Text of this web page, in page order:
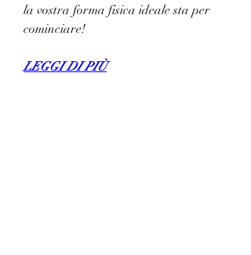
la vostra forma fisica ideale sta per
cominciare!
LEGGI DI PIÙ